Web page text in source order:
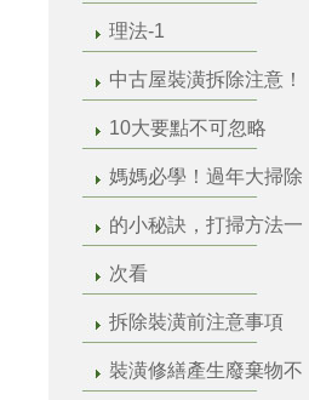
理法-1
中古屋裝潢拆除注意！
10大要點不可忽略
媽媽必學！過年大掃除
的小秘訣，打掃方法一
次看
拆除裝潢前注意事項
裝潢修繕產生廢棄物不